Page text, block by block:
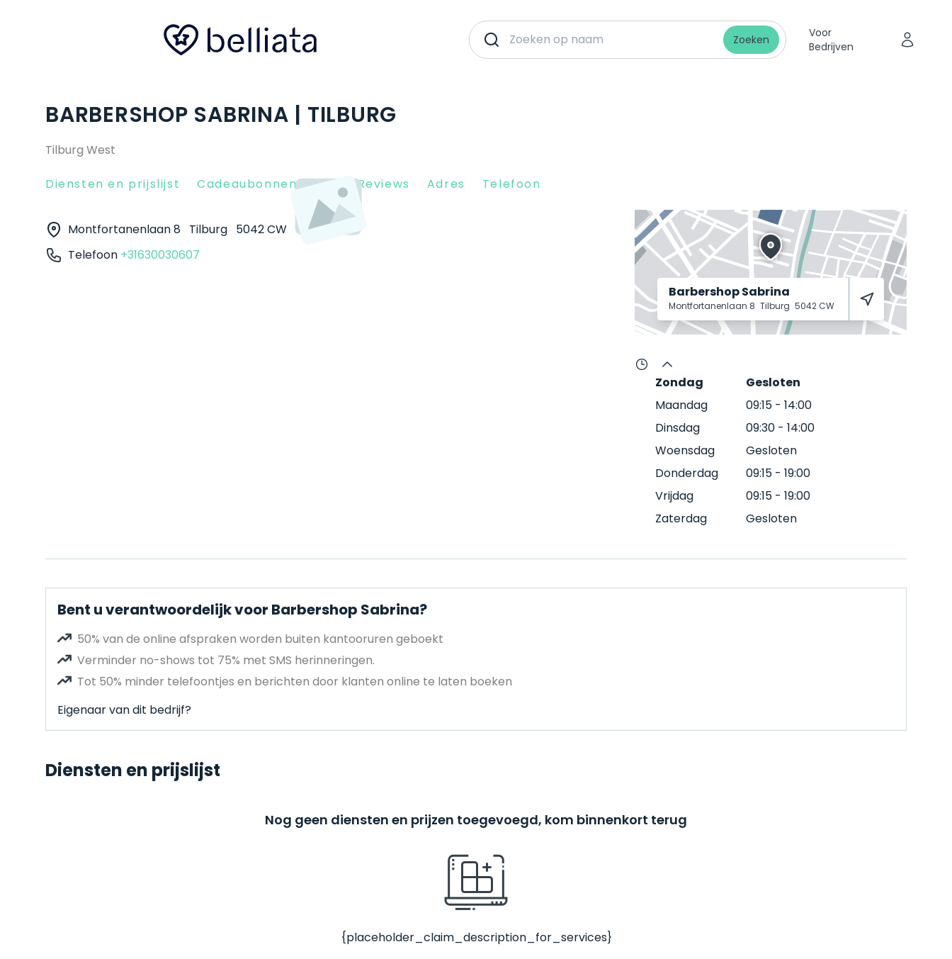
Zoeken
Voor
Bedrijven
BARBERSHOP SABRINA | TILBURG
Tilburg West
Diensten en prijslijst Cadeaubonnen Client Reviews Adres Telefoon
Montfortanenlaan 8 Tilburg 5042 CW
Telefoon +31630030607
Barbershop Sabrina
Montfortanenlaan 8 Tilburg 5042 CW
Zondag
Gesloten
Maandag
09:15 - 14:00
Dinsdag
09:30 - 14:00
Woensdag
Gesloten
Donderdag
09:15 - 19:00
Vrijdag
09:15 - 19:00
Zaterdag
Gesloten
Bent u verantwoordelijk voor Barbershop Sabrina?
50% van de online afspraken worden buiten kantooruren geboekt
Verminder no-shows tot 75% met SMS herinneringen.
Tot 50% minder telefoontjes en berichten door klanten online te laten boeken
Eigenaar van dit bedrijf?
Diensten en prijslijst
Nog geen diensten en prijzen toegevoegd, kom binnenkort terug
{placeholder_claim_description_for_services}